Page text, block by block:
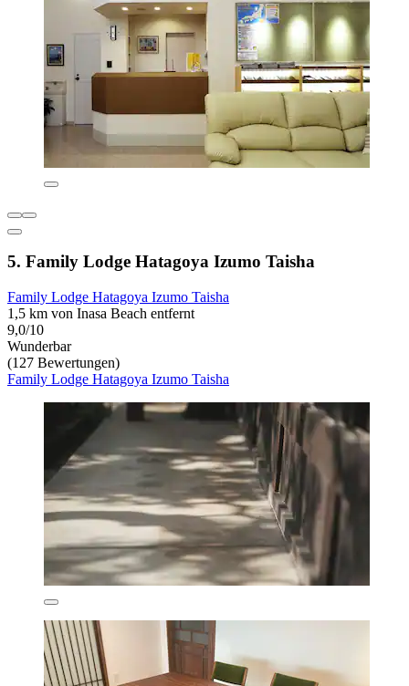
5. Family Lodge Hatagoya Izumo Taisha
Family Lodge Hatagoya Izumo Taisha
1,5 km von Inasa Beach entfernt
9,0/10
Wunderbar
(127 Bewertungen)
Family Lodge Hatagoya Izumo Taisha